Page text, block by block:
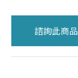
諮詢此商品